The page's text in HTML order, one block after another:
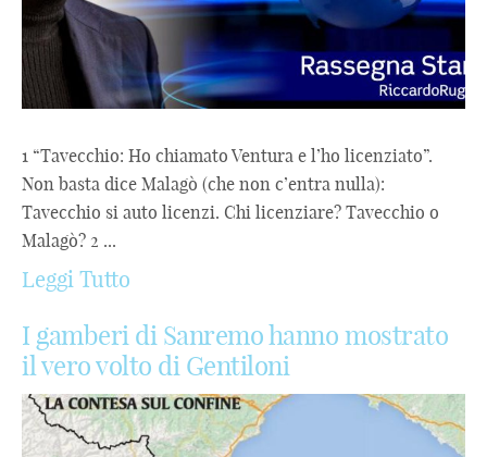
1 “Tavecchio: Ho chiamato Ventura e l’ho licenziato”.
Non basta dice Malagò (che non c’entra nulla):
Tavecchio si auto licenzi. Chi licenziare? Tavecchio o
Malagò? 2 ...
Leggi Tutto
I gamberi di Sanremo hanno mostrato
il vero volto di Gentiloni